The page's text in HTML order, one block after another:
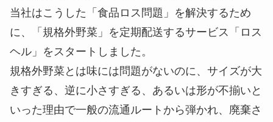
当社はこうした「食品ロス問題」を解決するため
に、「規格外野菜」を定期配送するサービス「ロス
ヘル」をスタートしました。
規格外野菜とは味には問題がないのに、サイズが大
きすぎる、逆に小さすぎる、あるいは形が不揃いと
いった理由で一般の流通ルートから弾かれ、廃棄さ